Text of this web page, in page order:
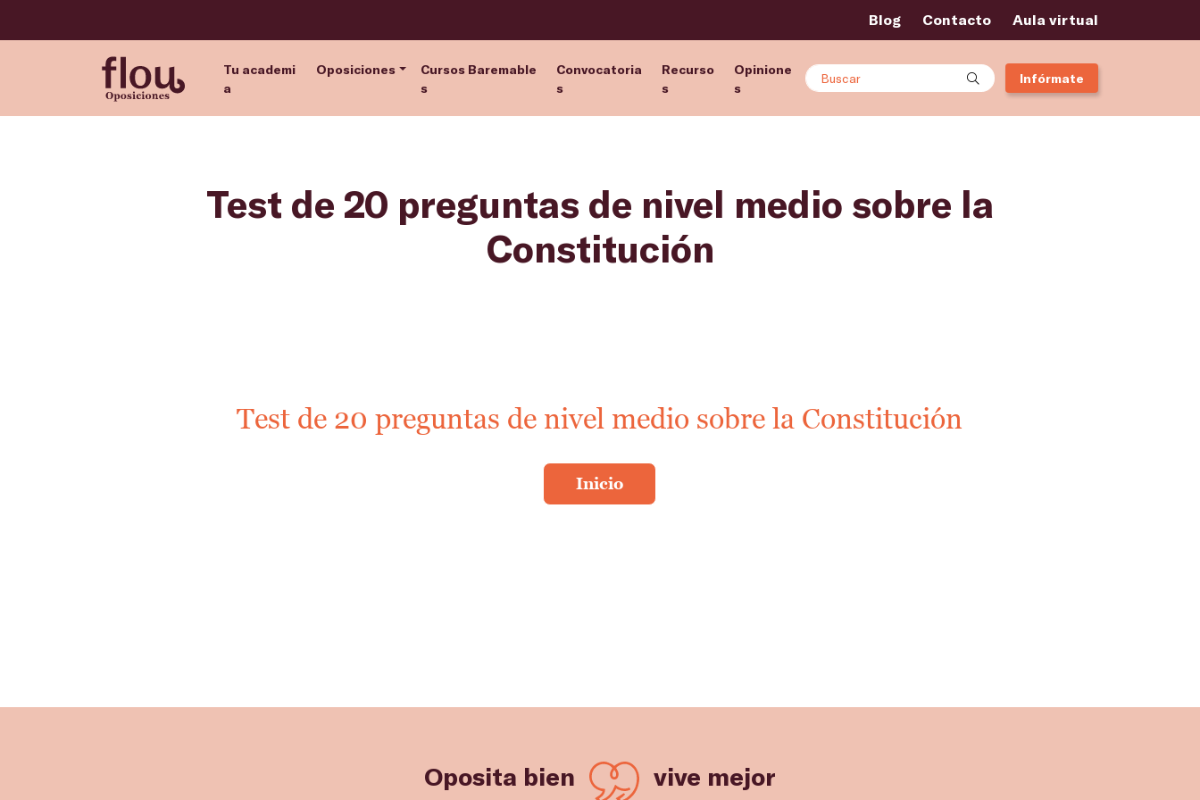
Blog Contacto Aula virtual
Tu academi
a
Oposiciones
Cursos Baremable
s
Convocatoria
s
Recurso
s
Opinione
s
Buscar Infórmate
Test de 20 preguntas de nivel medio sobre la
Constitución
Test de 20 preguntas de nivel medio sobre la Constitución
Oposita bien vive mejor